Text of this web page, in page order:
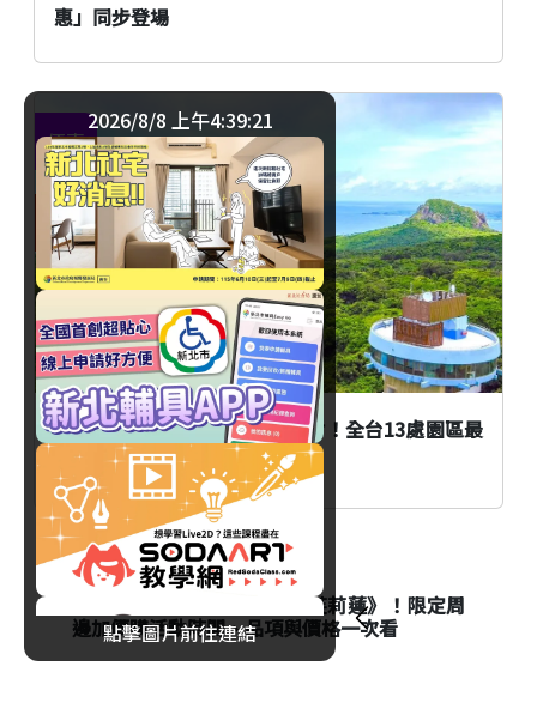
惠」同步登場
國家森林遊樂區門票支援全支付！全台13處園區最
高10%回饋一次看
優惠
臺北
消費
八色烤肉mini聯名《葬送的芙莉蓮》！限定周
邊加價購活動時間、品項與價格一次看
2026/8/8 上午4:39:22
點擊圖片前往連結